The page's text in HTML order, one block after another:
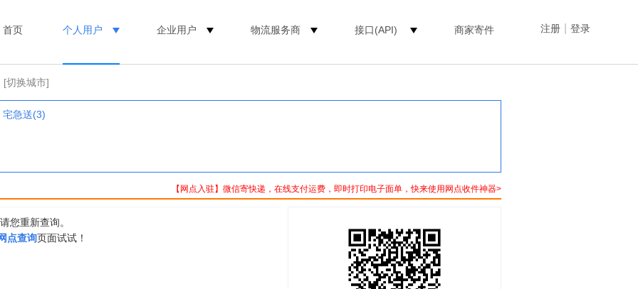
注册 登录
首页 个人用户 企业用户 物流服务商 接口(API) 商家寄件
[切换城市]
宅急送(3)
【网点入驻】微信寄快递，在线支付运费，即时打印电子面单，快来使用网点收件神器>
您重新查询。
点查询页面试试！